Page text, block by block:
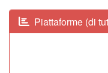
Piattaforme (di